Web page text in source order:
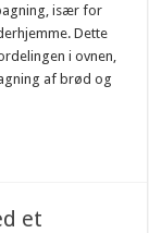
især for
Dette
i ovnen,
af brød og
et